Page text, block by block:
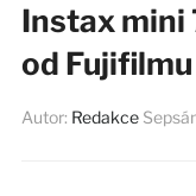
Instax mini
od Fujifilmu
Autor: Redakce